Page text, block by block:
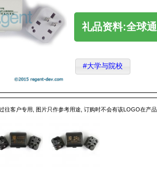
礼品资料:全球
#大学与院校
往客户专用, 图片只作参考用途, 订购时不会有该LOGO在产品